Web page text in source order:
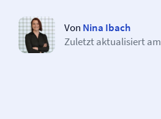
Von Nina Ibach
Zuletzt aktualisiert am